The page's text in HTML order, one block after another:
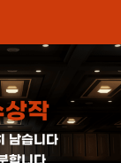
작
남습니다